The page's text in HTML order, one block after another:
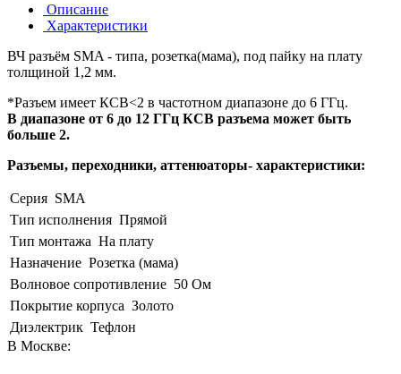
Описание
Характеристики
ВЧ разъём SMA - типа, розетка(мама), под пайку на плату
толщиной 1,2 мм.
*Разъем имеет КСВ<2 в частотном диапазоне до 6 ГГц.
В диапазоне от 6 до 12 ГГц КСВ разъема может быть
больше 2.
Разъемы, переходники, аттенюаторы- характеристики:
Серия SMA
Тип исполнения Прямой
Тип монтажа На плату
Назначение Розетка (мама)
Волновое сопротивление 50 Ом
Покрытие корпуса Золото
Диэлектрик Тефлон
В Москве: